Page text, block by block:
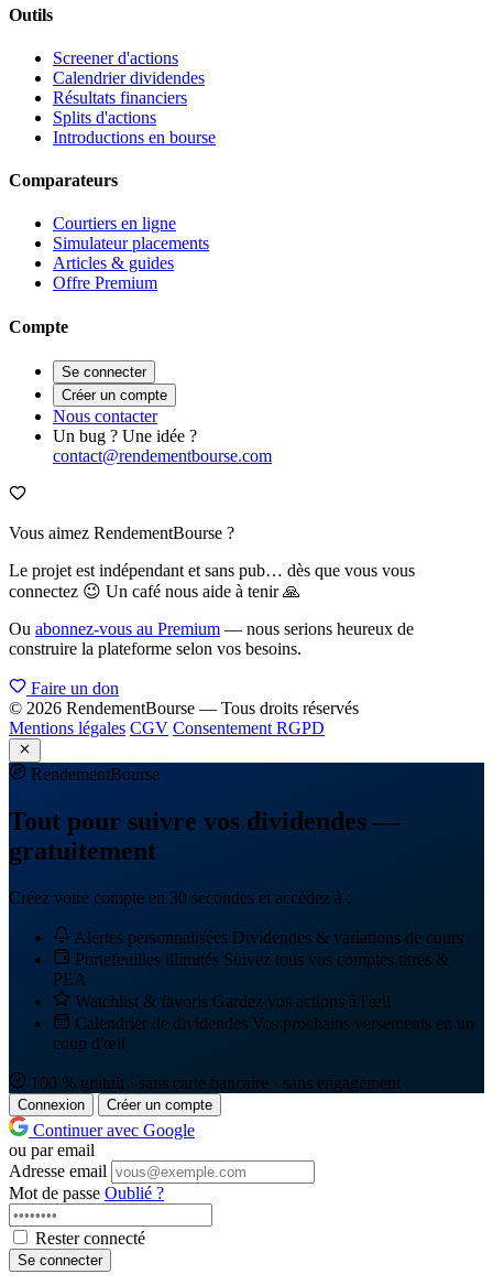
Outils
Screener d'actions
Calendrier dividendes
Résultats financiers
Splits d'actions
Introductions en bourse
Comparateurs
Courtiers en ligne
Simulateur placements
Articles & guides
Offre Premium
Compte
Se connecter
Créer un compte
Nous contacter
Un bug ? Une idée ?
contact@rendementbourse.com
Vous aimez RendementBourse ?
Le projet est indépendant et sans pub… dès que vous vous
connectez 😉 Un café nous aide à tenir 🙏
Ou abonnez-vous au Premium — nous serions heureux de
construire la plateforme selon vos besoins.
Faire un don
© 2026 RendementBourse — Tous droits réservés
Mentions légales CGV Consentement RGPD
RendementBourse
Tout pour suivre vos dividendes —
gratuitement
Créez votre compte en 30 secondes et accédez à :
Alertes personnalisées Dividendes & variations de cours
Portefeuilles illimités Suivez tous vos comptes titres &
PEA
Watchlist & favoris Gardez vos actions à l'œil
Calendrier de dividendes Vos prochains versements en un
coup d'œil
100 % gratuit · sans carte bancaire · sans engagement
Connexion Créer un compte
Continuer avec Google
ou par email
Adresse email
Mot de passe Oublié ?
Rester connecté
Se connecter